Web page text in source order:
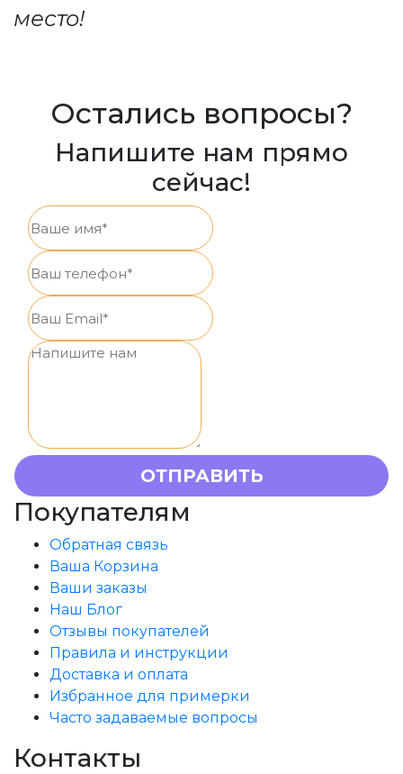
место!
Остались вопросы?
Напишите нам прямо
сейчас!
Покупателям
Обратная связь
Ваша Корзина
Ваши заказы
Наш Блог
Отзывы покупателей
Правила и инструкции
Доставка и оплата
Избранное для примерки
Часто задаваемые вопросы
Контакты